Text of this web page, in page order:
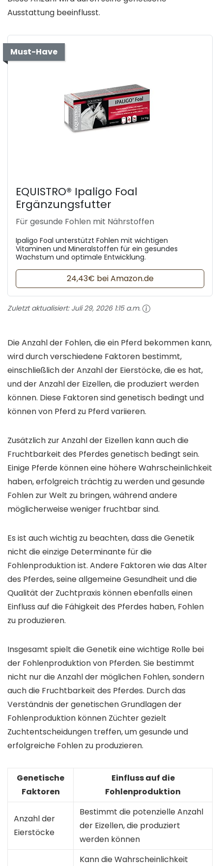
Ausstattung beeinflusst.
Must-Have
EQUISTRO® Ipaligo Foal
Ergänzungsfutter
Für gesunde Fohlen mit Nährstoffen
Ipaligo Foal unterstützt Fohlen mit wichtigen
Vitaminen und Mineralstoffen für ein gesundes
Wachstum und optimale Entwicklung.
24,43€ bei Amazon.de
Zuletzt aktualisiert: Juli 29, 2026 1:15 a.m.
Die Anzahl der Fohlen, die ein Pferd bekommen kann,
wird durch verschiedene Faktoren bestimmt,
einschließlich der Anzahl der Eierstöcke, die es hat,
und der Anzahl der Eizellen, die produziert werden
können. Diese Faktoren sind genetisch bedingt und
können von Pferd zu Pferd variieren.
Zusätzlich zur Anzahl der Eizellen kann auch die
Fruchtbarkeit des Pferdes genetisch bedingt sein.
Einige Pferde können eine höhere Wahrscheinlichkeit
haben, erfolgreich trächtig zu werden und gesunde
Fohlen zur Welt zu bringen, während andere
möglicherweise weniger fruchtbar sind.
Es ist auch wichtig zu beachten, dass die Genetik
nicht die einzige Determinante für die
Fohlenproduktion ist. Andere Faktoren wie das Alter
des Pferdes, seine allgemeine Gesundheit und die
Qualität der Zuchtpraxis können ebenfalls einen
Einfluss auf die Fähigkeit des Pferdes haben, Fohlen
zu produzieren.
Insgesamt spielt die Genetik eine wichtige Rolle bei
der Fohlenproduktion von Pferden. Sie bestimmt
nicht nur die Anzahl der möglichen Fohlen, sondern
auch die Fruchtbarkeit des Pferdes. Durch das
Verständnis der genetischen Grundlagen der
Fohlenproduktion können Züchter gezielt
Zuchtentscheidungen treffen, um gesunde und
erfolgreiche Fohlen zu produzieren.
Genetische
Faktoren
Einfluss auf die
Fohlenproduktion
Anzahl der
Eierstöcke
Bestimmt die potenzielle Anzahl
der Eizellen, die produziert
werden können
Kann die Wahrscheinlichkeit